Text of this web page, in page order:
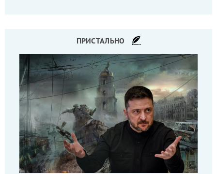
ПРИСТАЛЬНО